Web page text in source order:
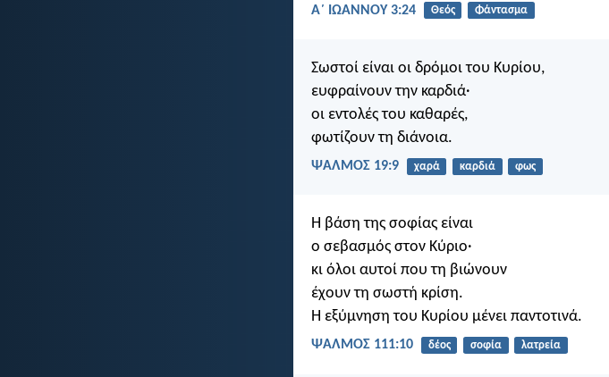
Α΄ ΙΩΑΝΝΟΥ 3:24 Θεός Φάντασμα
Σωστοί είναι οι δρόμοι του Κυρίου,
ευφραίνουν την καρδιά·
οι εντολές του καθαρές,
φωτίζουν τη διάνοια.
ΨΑΛΜΌΣ 19:9 χαρά καρδιά φως
Η βάση της σοφίας είναι
ο σεβασμός στον Κύριο·
κι όλοι αυτοί που τη βιώνουν
έχουν τη σωστή κρίση.
Η εξύμνηση του Κυρίου μένει παντοτινά.
ΨΑΛΜΌΣ 111:10 δέος σοφία λατρεία